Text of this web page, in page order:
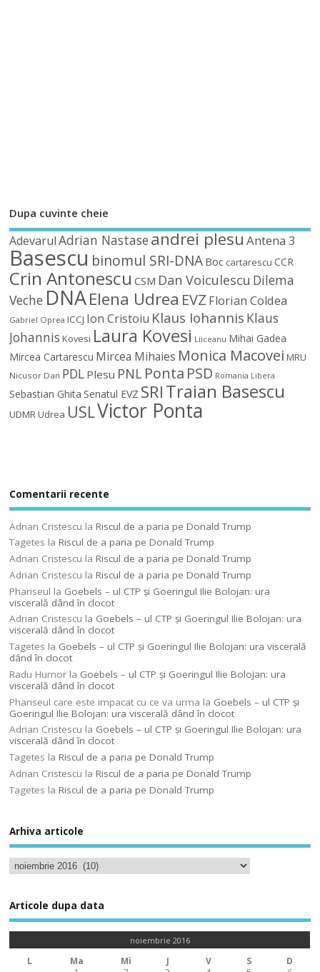
Dupa cuvinte cheie
Adevarul Adrian Nastaseandrei plesuAntena 3
Basescu binomul SRI-DNA Boc cartarescu CCR
Crin Antonescu CSM Dan Voiculescu Dilema
Veche DNAElena Udrea EVZ Florian Coldea
Gabriel Oprea ICCJ Ion Cristoiu Klaus Iohannis Klaus
Johannis Kovesi Laura Kovesi Liiceanu Mihai Gadea
Mircea Cartarescu Mircea Mihaies Monica Macovei MRU
Nicusor Dan PDL Plesu PNL Ponta PSD Romania Libera
Sebastian Ghita Senatul EVZ SRITraian Basescu
UDMRUdrea USLVictor Ponta
Comentarii recente
Adrian Cristescu laRiscul de a paria pe Donald Trump
Tagetes laRiscul de a paria pe Donald Trump
Adrian Cristescu laRiscul de a paria pe Donald Trump
Adrian Cristescu laRiscul de a paria pe Donald Trump
Phariseul la Goebels – ul CTP şi Goeringul Ilie Bolojan: ura
viscerală dând în clocot
Adrian Cristescu la Goebels – ul CTP şi Goeringul Ilie Bolojan: ura
viscerală dând în clocot
Tagetes la Goebels – ul CTP şi Goeringul Ilie Bolojan: ura viscerală
dând în clocot
Radu Humor la Goebels – ul CTP şi Goeringul Ilie Bolojan: ura
viscerală dând în clocot
Phariseul care este impacat cu ce va urma la Goebels – ul CTP şi
Goeringul Ilie Bolojan: ura viscerală dând în clocot
Adrian Cristescu la Goebels – ul CTP şi Goeringul Ilie Bolojan: ura
viscerală dând în clocot
Tagetes laRiscul de a paria pe Donald Trump
Adrian Cristescu laRiscul de a paria pe Donald Trump
Tagetes laRiscul de a paria pe Donald Trump
Arhiva articole
Articole dupa data
noiembrie 2016
L Ma Mi J V S
D